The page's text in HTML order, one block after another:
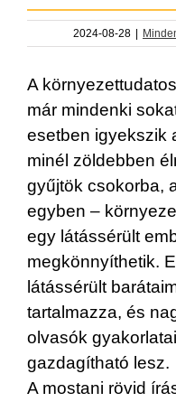
2024-08-28 |
A
már mindenki
esetben igyekszik
minél zöldebben
gyűjtök csokorba,
egyben –
egy látássérült
megkönnyíthetik.
látássérült
tartalmazza, és
olvasók
gazdagítható lesz.
A mostani rövid